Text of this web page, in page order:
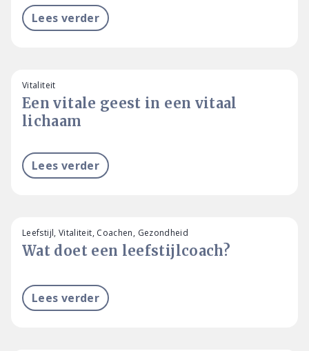
Lees verder
Een vitale geest in een vitaal
lichaam
Vitaliteit
Lees verder
Wat doet een leefstijlcoach?
Leefstijl, Vitaliteit, Coachen, Gezondheid
Lees verder